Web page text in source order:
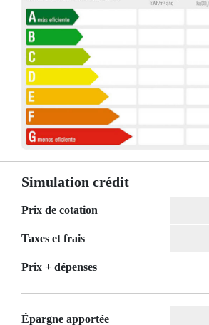
Simulation crédit
Prix de cotation
Taxes et frais
Prix ​​+ dépenses
Épargne apportée